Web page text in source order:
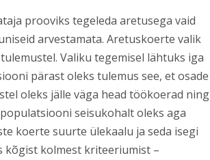
prooviks tegeleda aretusega vaid
arvestamata. Aretuskoerte valik
Valiku tegemisel lähtuks iga
pärast oleks tulemus see, et osade
oleks jälle väga head töökoerad ning
seisukohalt oleks aga
koerte suurte ülekaalu ja seda isegi
kõgist kolmest kriteeriumist –